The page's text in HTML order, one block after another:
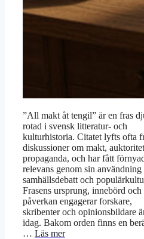
”All makt åt tengil” är en fras
rotad i svensk litteratur- och
kulturhistoria. Citatet lyfts ofta
diskussioner om makt,
propaganda, och har fått
relevans genom sin användning
samhällsdebatt och
Frasens ursprung, innebörd och
påverkan engagerar forskare,
skribenter och opinionsbildare
idag. Bakom orden finns en
… Läs mer